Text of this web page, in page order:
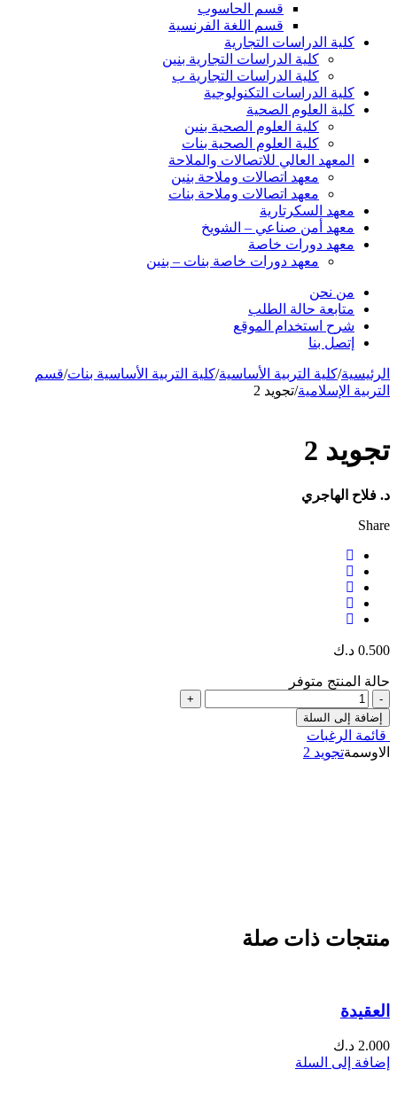
قسم الحاسوب
قسم اللغة الفرنسية
كلية الدراسات التجارية
كلية الدراسات التجارية بنين
كلية الدراسات التجارية ب
كلية الدراسات التكنولوجية
كلية العلوم الصحية
كلية العلوم الصحية بنين
كلية العلوم الصحية بنات
المعهد العالي للاتصالات والملاحة
معهد اتصالات وملاحة بنين
معهد اتصالات وملاحة بنات
معهد السكرتارية
معهد أمن صناعي – الشويخ
معهد دورات خاصة
معهد دورات خاصة بنات – بنين
من نحن
متابعة حالة الطلب
شرح استخدام الموقع
إتصل بنا
الرئيسية/كلية التربية الأساسية/كلية التربية الأساسية بنات/قسم
التربية الإسلامية/تجويد 2
تجويد 2
د. فلاح الهاجري
Share
0.500 د.ك
حالة المنتج متوفر
إضافة إلى السلة
قائمة الرغبات
الاوسمةتجويد 2
منتجات ذات صلة
العقيدة
2.000 د.ك
إضافة إلى السلة